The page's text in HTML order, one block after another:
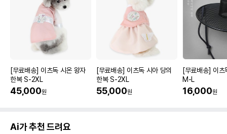
[무료배송] 이츠독 시온 왕자
한복 S-2XL
45,000원
[무료배송] 이츠독 시아 당의
한복 S-2XL
55,000원
[무료배송] 이츠
M-L
16,000원
Ai가 추천 드려요